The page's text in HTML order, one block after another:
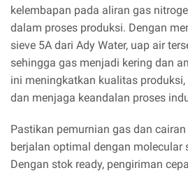
kelembapan pada aliran gas
dalam proses produksi. Dengan
sieve 5A dari Ady Water, uap air
sehingga gas menjadi kering dan
ini meningkatkan kualitas
dan menjaga keandalan proses
Pastikan pemurnian gas dan
berjalan optimal dengan molecular
Dengan stok ready, pengiriman